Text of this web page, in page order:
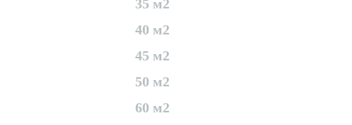
35 м2
40 м2
45 м2
50 м2
60 м2